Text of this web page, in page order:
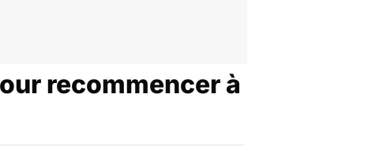
recommencer à